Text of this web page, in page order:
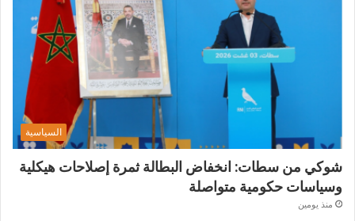
السياسية
شوكي من سطات: انخفاض البطالة ثمرة إصلاحات هيكلية
وسياسات حكومية متواصلة
منذ يومين